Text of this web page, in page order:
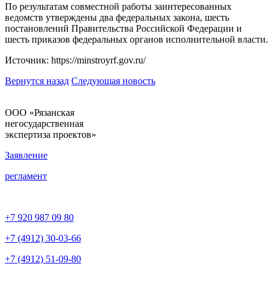
По результатам совместной работы заинтересованных
ведомств утверждены два федеральных закона, шесть
постановлений Правительства Российской Федерации и
шесть приказов федеральных органов исполнительной власти.
Источник: https://minstroyrf.gov.ru/
Вернутся назад Следующая новость
ООО «Рязанская
негосударственная
экспертиза проектов»
Заявление
регламент
+7 920 987 09 80
+7 (4912) 30-03-66
+7 (4912) 51-09-80